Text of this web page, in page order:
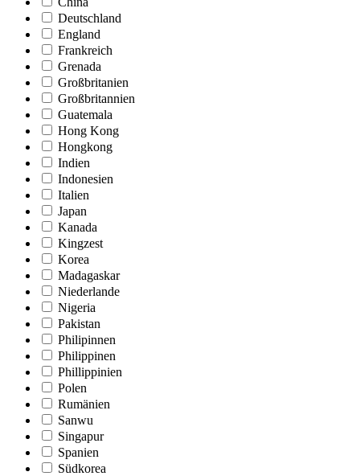
Deutschland
England
Frankreich
Grenada
Großbritanien
Großbritannien
Guatemala
Hong Kong
Hongkong
Indien
Indonesien
Italien
Japan
Kanada
Kingzest
Korea
Madagaskar
Niederlande
Nigeria
Pakistan
Philipinnen
Philippinen
Phillippinien
Polen
Rumänien
Sanwu
Singapur
Spanien
Südkorea